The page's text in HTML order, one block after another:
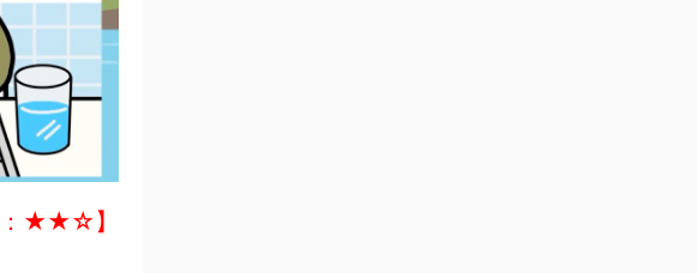
：★★☆】